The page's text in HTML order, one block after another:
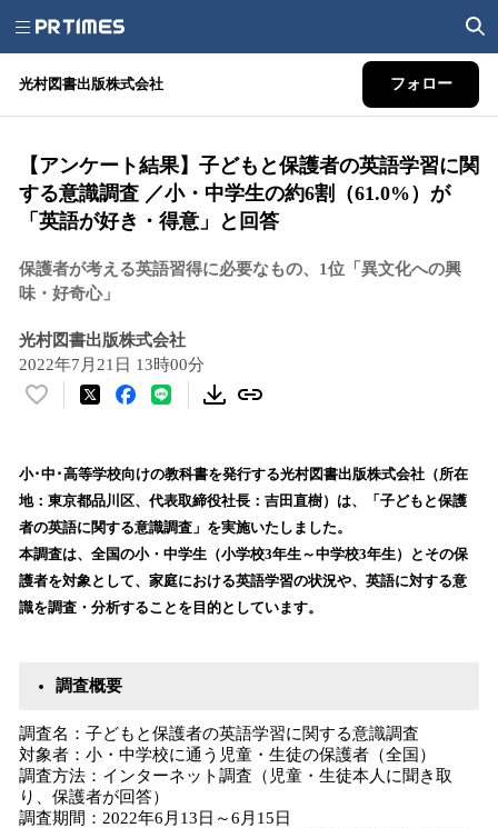
光村図書出版株式会社 フォロー
【アンケート結果】子どもと保護者の英語学習に関
する意識調査 ／小・中学生の約6割（61.0%）が
「英語が好き・得意」と回答
保護者が考える英語習得に必要なもの、1位「異文化への興
味・好奇心」
光村図書出版株式会社
2022年7月21日 13時00分
い
！
数
を
読
み
込
み
す
小･中･高等学校向けの教科書を発行する光村図書出版株式会社（所在
地：東京都品川区、代表取締役社長：吉田直樹）は、「子どもと保護
者の英語に関する意識調査」を実施いたしました。
本調査は、全国の小・中学生（小学校3年生～中学校3年生）とその保
護者を対象として、家庭における英語学習の状況や、英語に対する意
識を調査・分析することを目的としています。
調査概要
調査名：子どもと保護者の英語学習に関する意識調査
対象者：小・中学校に通う児童・生徒の保護者（全国）
調査方法：インターネット調査（児童・生徒本人に聞き取
り、保護者が回答）
調査期間：2022年6月13日～6月15日